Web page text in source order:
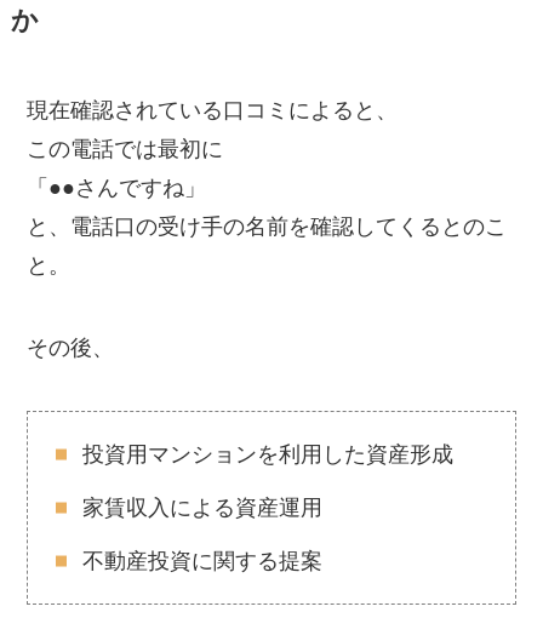
か
現在確認されている口コミによると、
この電話では最初に
「●●さんですね」
と、電話口の受け手の名前を確認してくるとのこ
と。
その後、
投資用マンションを利用した資産形成
家賃収入による資産運用
不動産投資に関する提案